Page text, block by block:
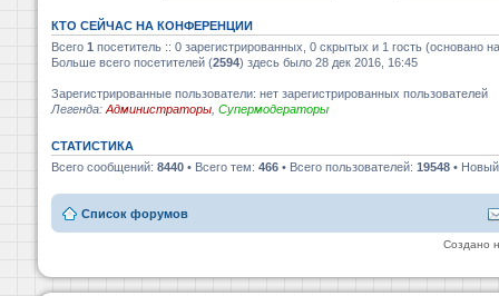
КТО СЕЙЧАС НА КОНФЕРЕНЦИИ
Всего 1 посетитель :: 0 зарегистрированных, 0 скрытых и 1 гость (основано
Больше всего посетителей (2594) здесь было 28 дек 2016, 16:45
Зарегистрированные пользователи: нет зарегистрированных пользователей
Легенда: Администраторы Супермодераторы
СТАТИСТИКА
Всего сообщений: 8440 • Всего тем: 466 • Всего пользователей: 19548 •
Список форумов
Создано